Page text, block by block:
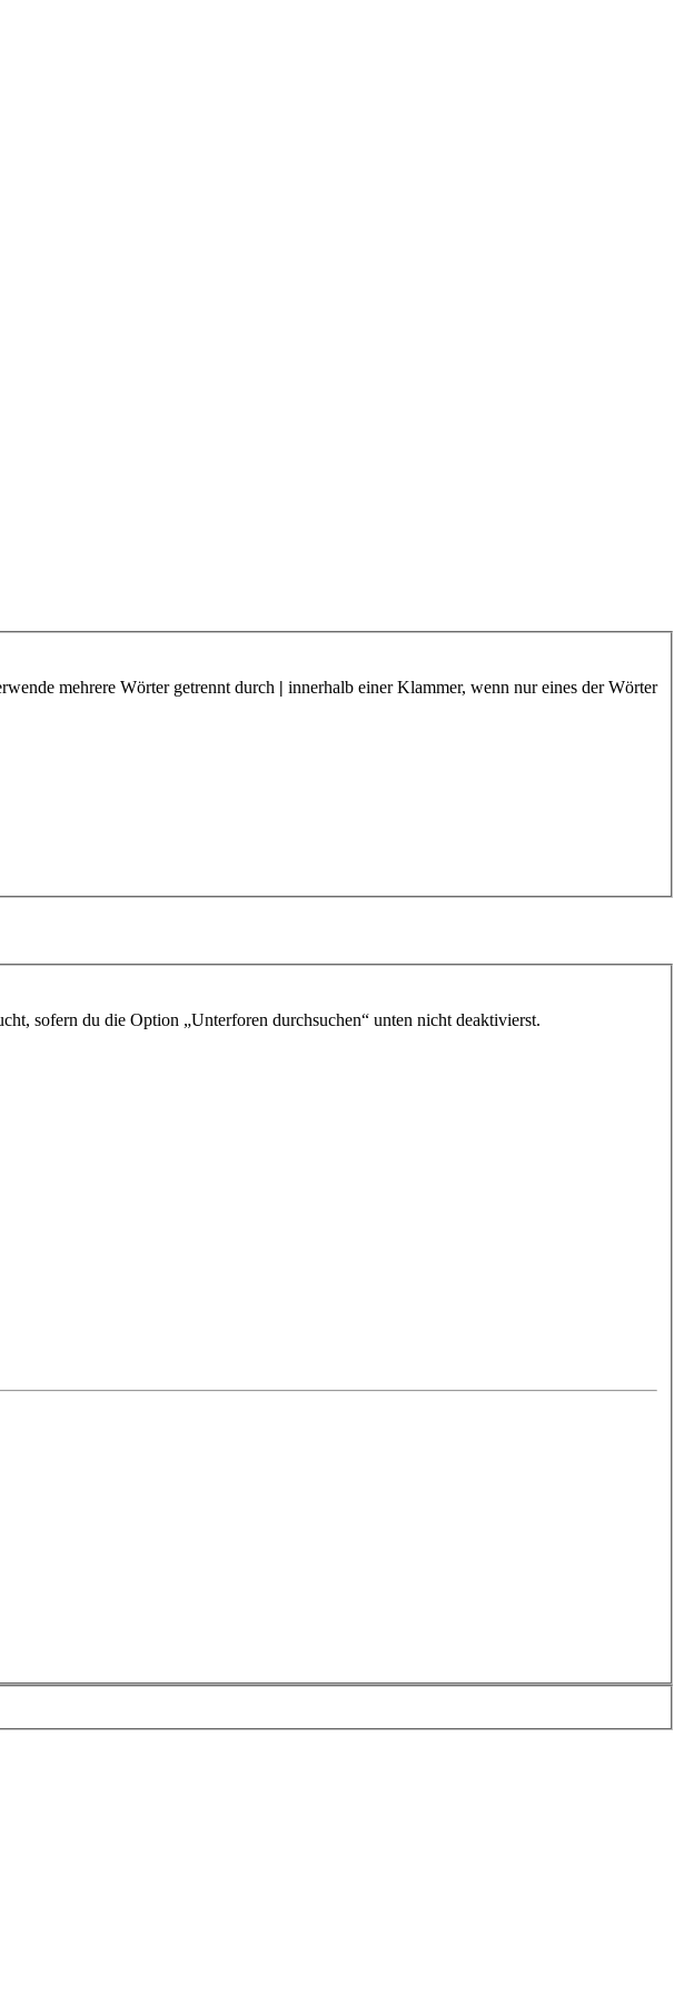
mehrere Wörter getrennt durch | innerhalb einer Klammer, wenn nur eines der Wörter
sofern du die Option „Unterforen durchsuchen“ unten nicht deaktivierst.